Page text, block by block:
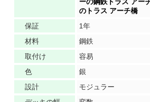
のトラス アーチ橋
保証
1年
材料
鋼鉄
取付け
容易
色
銀
設計
モジュラー